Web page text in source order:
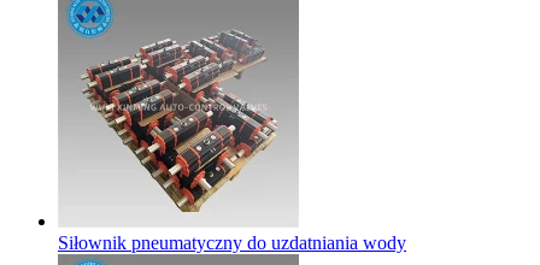
Siłownik pneumatyczny do uzdatniania wody